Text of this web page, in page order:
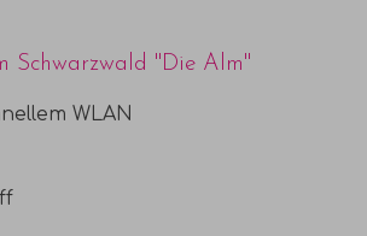
Schwarzwald "Die Alm"
WLAN